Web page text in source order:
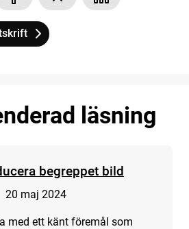
till taktil bild
läsning
begreppet bild
20 maj 2024
med ett känt föremål som